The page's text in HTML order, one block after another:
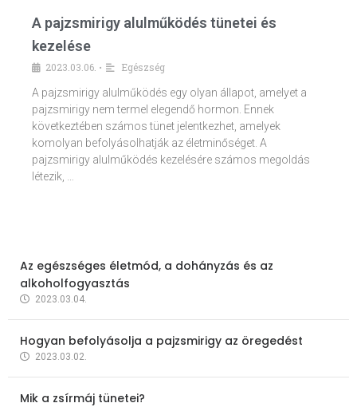
A pajzsmirigy alulműködés tünetei és
kezelése
2023.03.06. •
Egészség
A pajzsmirigy alulműködés egy olyan állapot, amelyet a
pajzsmirigy nem termel elegendő hormon. Ennek
következtében számos tünet jelentkezhet, amelyek
komolyan befolyásolhatják az életminőséget. A
pajzsmirigy alulműködés kezelésére számos megoldás
létezik, …
Az egészséges életmód, a dohányzás és az
alkoholfogyasztás
2023.03.04.
Hogyan befolyásolja a pajzsmirigy az öregedést
2023.03.02.
Mik a zsírmáj tünetei?